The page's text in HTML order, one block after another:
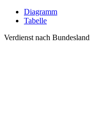
Diagramm
Tabelle
Verdienst nach Bundesland